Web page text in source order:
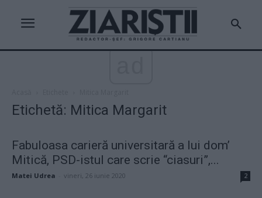
Etichetă: Mitica Margarit
Fabuloasa carieră universitară a lui dom’
Mitică, PSD-istul care scrie “ciasuri”,...
Matei Udrea vineri, 26 iunie 2020 2